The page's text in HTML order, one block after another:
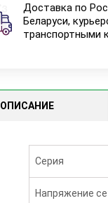
Доставка по
Беларуси,
транспортными
ОПИСАНИЕ
Серия
Напряжение